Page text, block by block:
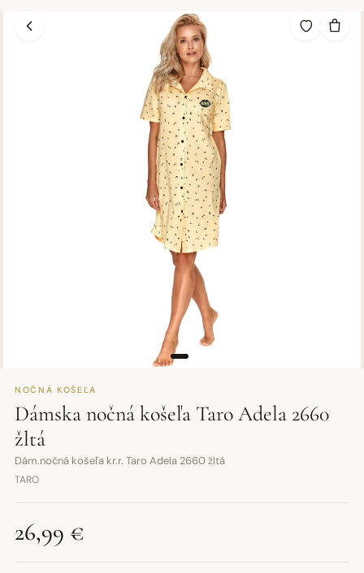
NOČNÁ KOŠEĽA
Dámska nočná košeľa Taro Adela 2660
žltá
Dám.nočná košeľa kr.r. Taro Adela 2660 žltá
TARO
26,99 €